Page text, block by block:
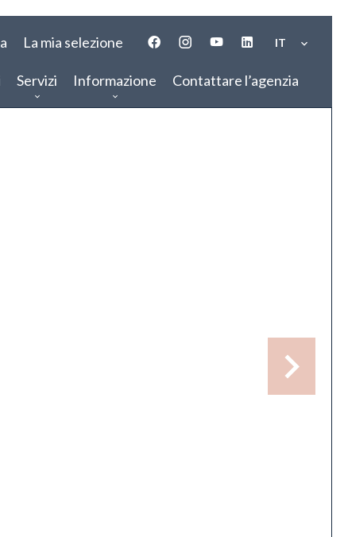
La mia selezione IT
Servizi Informazione Contattare l’agenzia